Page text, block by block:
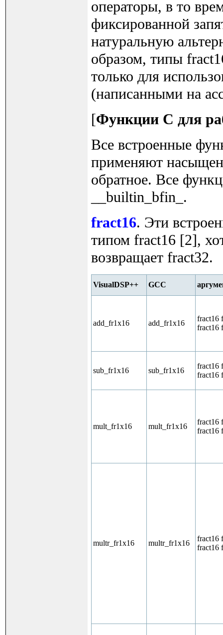
операторы, в то
фиксированной
натуральную
образом, типы
только для
(написанными на
[Функции C для
Все встроенные
применяют
обратное. Все
__builtin_bfin_.
fract16. Эти
типом fract16 [2],
возвращает fract32.
VisualDSP++ GCC
add_fr1x16 add_fr1x16
fract16
fract16
sub_fr1x16 sub_fr1x16
fract16
fract16
mult_fr1x16 mult_fr1x16
fract16
fract16
multr_fr1x16 multr_fr1x16
fract16
fract16